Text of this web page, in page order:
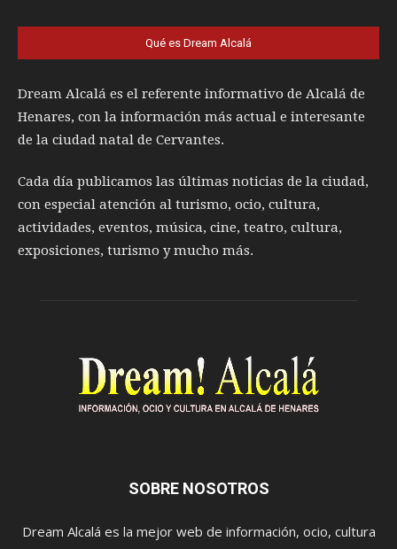
Qué es Dream Alcalá
Dream Alcalá es el referente informativo de Alcalá de
Henares, con la información más actual e interesante
de la ciudad natal de Cervantes.
Cada día publicamos las últimas noticias de la ciudad,
con especial atención al turismo, ocio, cultura,
actividades, eventos, música, cine, teatro, cultura,
exposiciones, turismo y mucho más.
SOBRE NOSOTROS
Dream Alcalá es la mejor web de información, ocio, cultura